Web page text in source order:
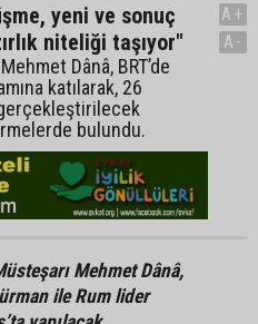
yeni ve sonuç
niteliği taşıyor"
Dânâ, BRT’de
katılarak, 26
bulundu.
A+
A-
Mehmet Dânâ,
ile Rum lider